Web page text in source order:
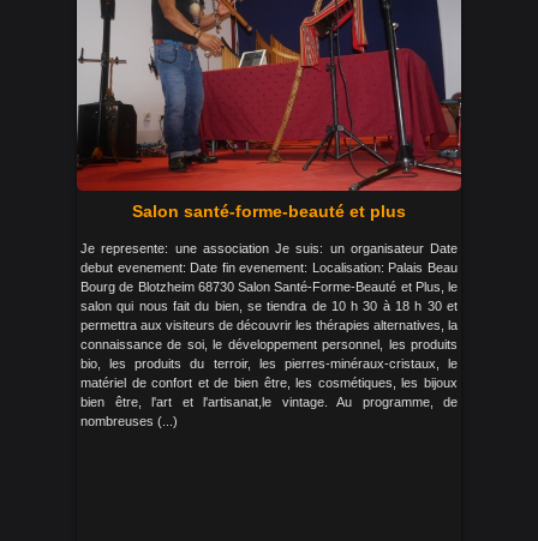
Salon santé-forme-beauté et plus
Je represente: une association Je suis: un organisateur Date
debut evenement: Date fin evenement: Localisation: Palais Beau
Bourg de Blotzheim 68730 Salon Santé-Forme-Beauté et Plus, le
salon qui nous fait du bien, se tiendra de 10 h 30 à 18 h 30 et
permettra aux visiteurs de découvrir les thérapies alternatives, la
connaissance de soi, le développement personnel, les produits
bio, les produits du terroir, les pierres-minéraux-cristaux, le
matériel de confort et de bien être, les cosmétiques, les bijoux
bien être, l'art et l'artisanat,le vintage. Au programme, de
nombreuses (...)